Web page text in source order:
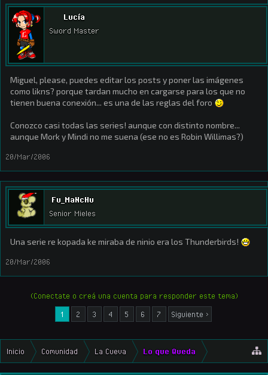
Lucía
Sword Master
Miguel, please, puedes editar los posts y poner las imágenes
como likns? porque tardan mucho en cargarse para los que no
tienen buena conexión... es una de las reglas del foro
Conozco casi todas las series! aunque con distinto nombre...
aunque Mork y Mindi no me suena (ese no es Robin Willimas?)
20/Mar/2006
Fu_MaNcHu
Senior Mieles
Una serie re kopada ke miraba de ninio era los Thunderbirds!
20/Mar/2006
(Conectate o creá una cuenta para responder este tema)
1
2 3 4 5 6 7 Siguiente >
Inicio Comunidad La Cueva Lo que Queda